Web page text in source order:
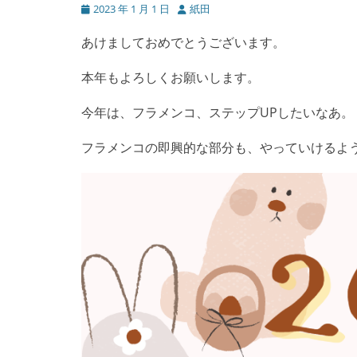
投
日
2023 年 1 月 1 日
投
者
紙田
あけましておめでとうございます。
本年もよろしくお願いします。
今年は、フラメンコ、ステップUPしたいなあ。
フラメンコの即興的な部分も、やっていけるよ